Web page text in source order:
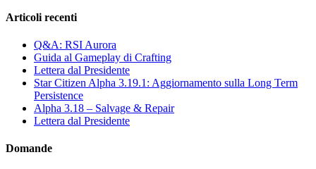
Articoli recenti
Q&A: RSI Aurora
Guida al Gameplay di Crafting
Lettera dal Presidente
Star Citizen Alpha 3.19.1: Aggiornamento sulla Long Term
Persistence
Alpha 3.18 – Salvage & Repair
Lettera dal Presidente
Domande